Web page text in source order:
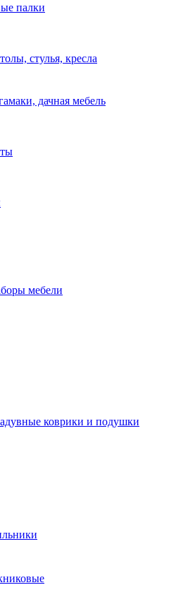
палки
стулья, кресла
дачная мебель
мебели
коврики и подушки